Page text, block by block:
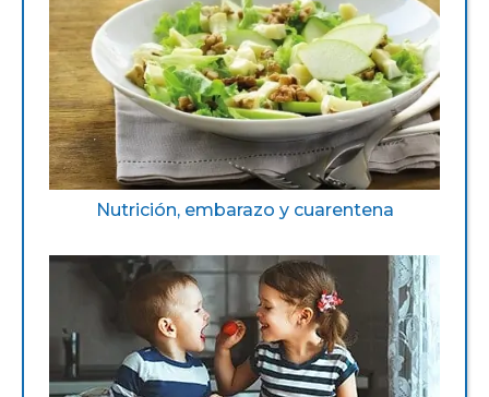
Nutrición, embarazo y cuarentena